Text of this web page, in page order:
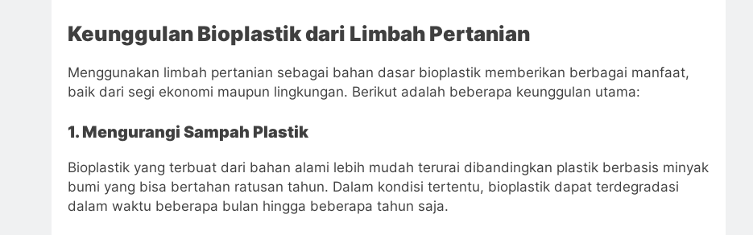
Keunggulan Bioplastik dari Limbah Pertanian
Menggunakan limbah pertanian sebagai bahan dasar bioplastik memberikan berbagai manfaat,
baik dari segi ekonomi maupun lingkungan. Berikut adalah beberapa keunggulan utama:
1. Mengurangi Sampah Plastik
Bioplastik yang terbuat dari bahan alami lebih mudah terurai dibandingkan plastik berbasis minyak
bumi yang bisa bertahan ratusan tahun. Dalam kondisi tertentu, bioplastik dapat terdegradasi
dalam waktu beberapa bulan hingga beberapa tahun saja.